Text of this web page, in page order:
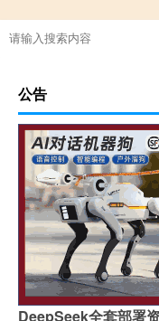
公告
DeepSeek全套部署